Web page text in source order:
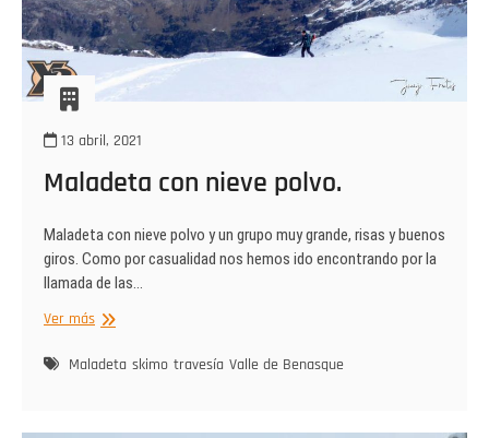
13 abril, 2021
Maladeta con nieve polvo.
Maladeta con nieve polvo y un grupo muy grande, risas y buenos
giros. Como por casualidad nos hemos ido encontrando por la
llamada de las…
Ver másMaladeta
nieve
Maladeta skimo travesía Valle de Benasque